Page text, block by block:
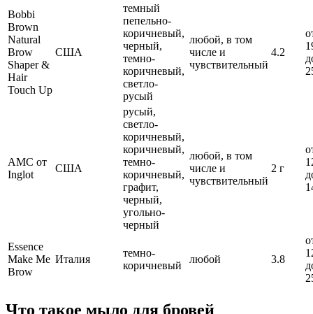
Bobbi
Brown
Natural
Brow
Shaper &
Hair
Touch Up
США
темный
пепельно-
коричневый,
черный,
темно-
коричневый,
светло-
русый
любой, в том
числе и
чувствительный
4.2
AMC от
Inglot
США
русый,
светло-
коричневый,
коричневый,
темно-
коричневый,
графит,
черный,
угольно-
черный
любой, в том
числе и
чувствительный
2 г
Essence
Make Me
Brow
Италия
темно-
коричневый
любой 3.8
Что такое мыло для бровей